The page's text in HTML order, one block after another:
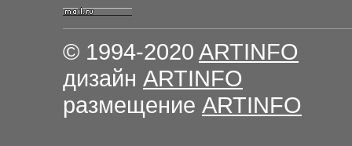
© 1994-2020 ARTINFO
дизайн ARTINFO
размещение ARTINFO